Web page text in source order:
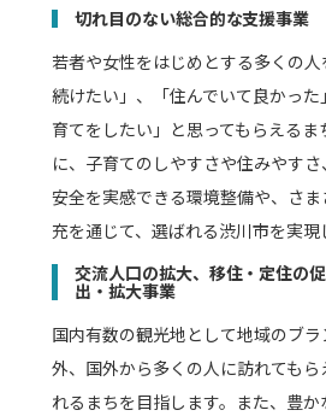
切れ目のない総合的な支援事業
若者や女性をはじめとする多くの
続けたい」、「住んでいて良かっ
育てをしたい」と思ってもらえる
に、子育てのしやすさや住みやす
安全を実感できる環境整備や、さ
充を通じて、選ばれる渋川市を実現
交流人口の拡大、移住・定住の
出・拡大事業
国内有数の観光地として地域のブ
外、国外から多くの人に訪れても
れるまちを目指します。また、豊